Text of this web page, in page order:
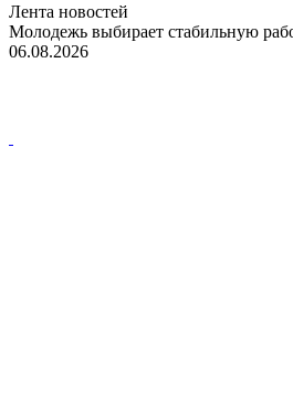
Лента новостей
Молодежь выбирает стабильную
06.08.2026